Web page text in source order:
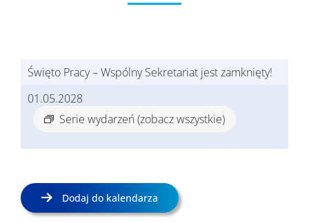
Święto Pracy – Wspólny Sekretariat jest zamknięty!
01.05.2028
Serie wydarzeń(zobacz wszystkie)
Dodaj do kalendarza